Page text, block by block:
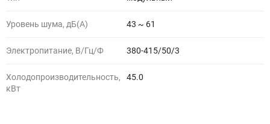
Уровень шума, дБ(A) 43 ~ 61
Электропитание, В/Гц/Ф 380-415/50/3
Холодопроизводительность,
кВт
45.0